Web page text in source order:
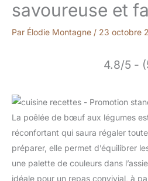
savoureuse et
Par Élodie Montagne / 23 octobre
4.8/5 -
La poêlée de bœuf aux légumes
réconfortant qui saura régaler
préparer, elle permet d’équilibrer
une palette de couleurs dans
idéale pour un repas convivial, à